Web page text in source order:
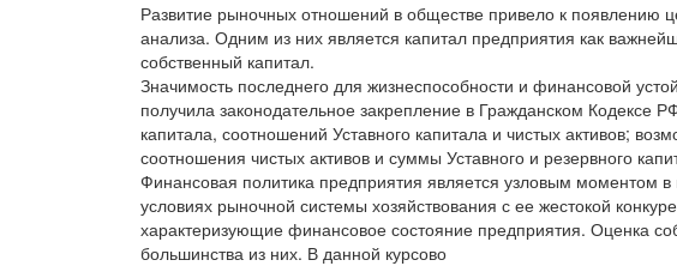
Развитие рыночных отношений в обществе привело к появлению
анализа. Одним из них является капитал предприятия как
собственный капитал.
Значимость последнего для жизнеспособности и финансовой
получила законодательное закрепление в Гражданском Кодексе
капитала, соотношений Уставного капитала и чистых активов;
соотношения чистых активов и суммы Уставного и резервного
Финансовая политика предприятия является узловым моментом
условиях рыночной системы хозяйствования с ее жестокой
характеризующие финансовое состояние предприятия. Оценка
большинства из них. В данной курсово